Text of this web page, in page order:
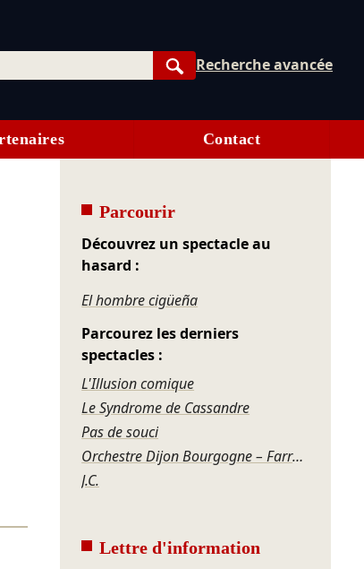
Rechercher
Recherche avancée
Contact
Parcourir
Découvrez un spectacle au
hasard :
El hombre cigüeña
Parcourez les derniers
spectacles :
L'Illusion comique
Le Syndrome de Cassandre
Pas de souci
Orchestre Dijon Bourgogne – Farrenc, Saint-Saëns, Bonis, Offenbach
J.C.
Lettre d'information